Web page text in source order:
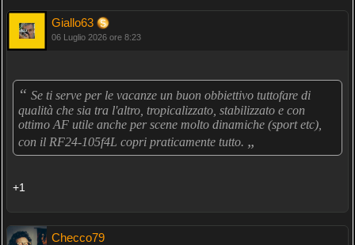
Giallo63
06 Luglio 2026 ore 8:23
“ Se ti serve per le vacanze un buon obbiettivo tuttofare di
qualità che sia tra l'altro, tropicalizzato, stabilizzato e con
ottimo AF utile anche per scene molto dinamiche (sport etc),
con il RF24-105f4L copri praticamente tutto. „
+1
Checco79